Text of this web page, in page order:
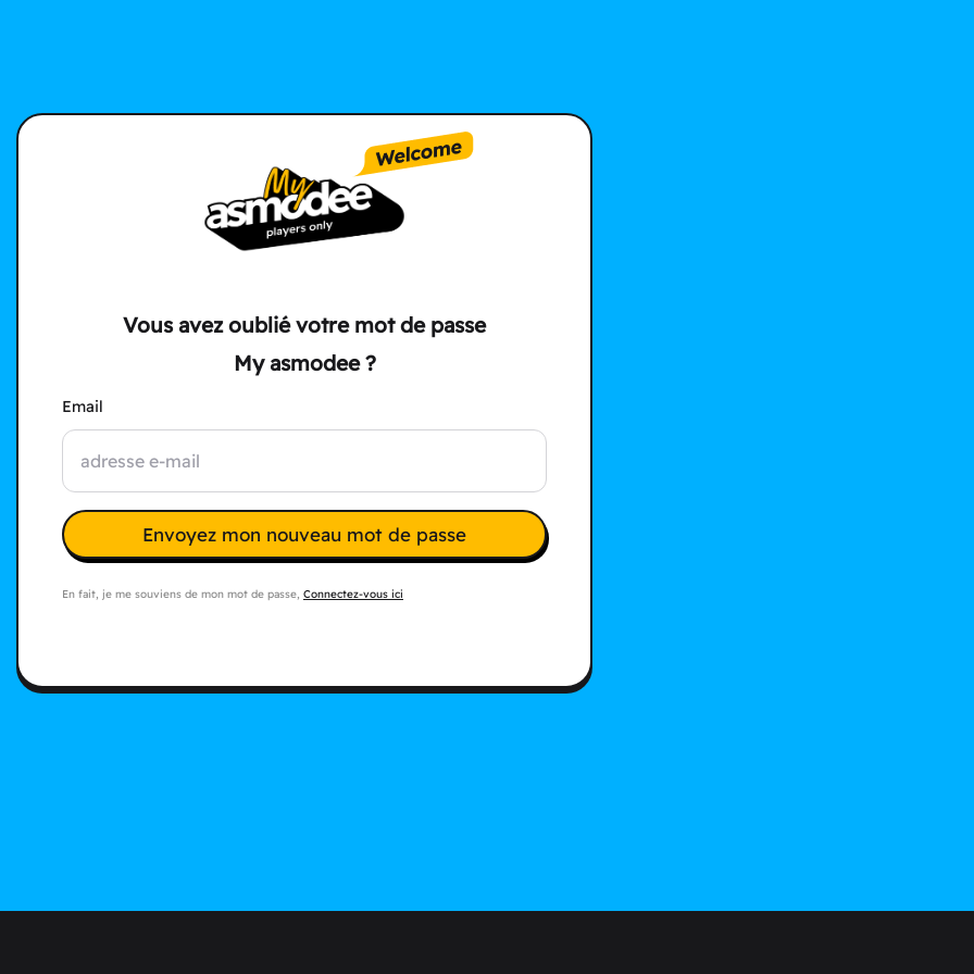
Vous avez oublié votre mot de passe
My asmodee ?
Email
Envoyez mon nouveau mot de passe
En fait, je me souviens de mon mot de passe, Connectez-vous ici